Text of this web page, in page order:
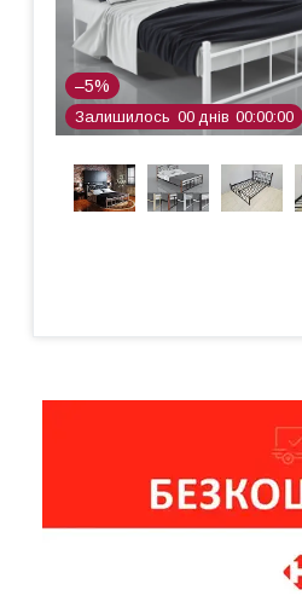
–5%
Залишилось 00 днів 00 00 00